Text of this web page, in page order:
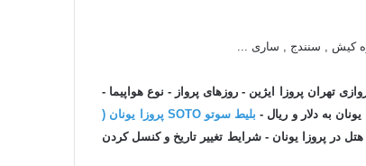
کیش , سنندج , ساری ...
تهران پروزا ایژین - روزهای پرواز - نوع هواپیما -
به دلار و ریال -
بلیط سوتو SOTO پروزا یونان (
در پروزا یونان - شرایط تغییر تاریخ و کنسل کردن